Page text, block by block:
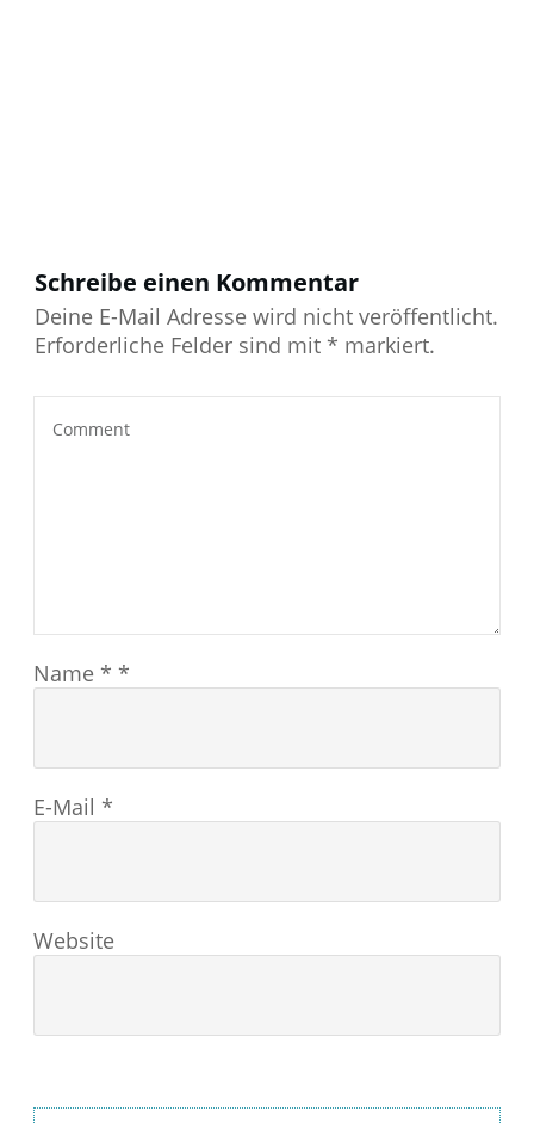
Schreibe einen Kommentar
Deine E-Mail Adresse wird nicht veröffentlicht.
Erforderliche Felder sind mit * markiert.
Name * *
E-Mail *
Website